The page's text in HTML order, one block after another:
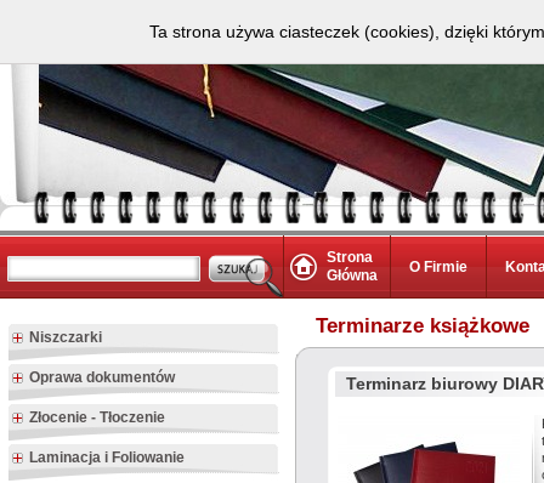
Strona
Główna
O Firmie
Niszczarki
Oprawa dokumentów
Złocenie - Tłoczenie
Laminacja i Foliowanie
Terminarze książkowe
Terminarz biurowy
Ta strona używa ciasteczek (cookies), dzięki